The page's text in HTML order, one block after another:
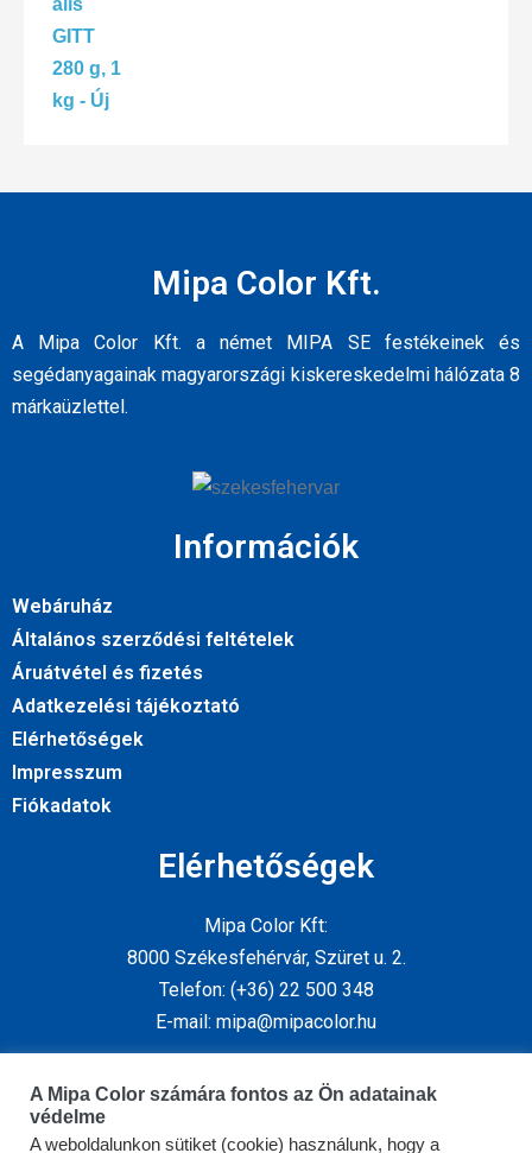
Mipa Color Kft.
A Mipa Color Kft. a német MIPA SE festékeinek és
segédanyagainak magyarországi kiskereskedelmi hálózata 8
márkaüzlettel.
Információk
Webáruház
Általános szerződési feltételek
Áruátvétel és fizetés
Adatkezelési tájékoztató
Elérhetőségek
Impresszum
Fiókadatok
Elérhetőségek
Mipa Color Kft:
8000 Székesfehérvár, Szüret u. 2.
Telefon: (+36) 22 500 348
E-mail: mipa@mipacolor.hu
Kövess minket
A Mipa Color számára fontos az Ön adatainak
védelme
A weboldalunkon sütiket (cookie) használunk, hogy a